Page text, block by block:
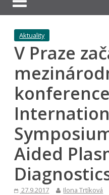
Aktuality
V Praze
Aided
27.9.2017 Ilona Trtíková